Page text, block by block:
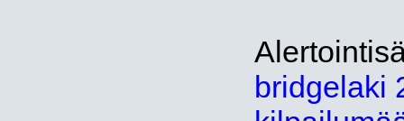
bridgelaki